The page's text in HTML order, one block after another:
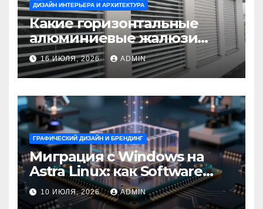
ДИЗАЙН ИНТЕРЬЕРА И АРХИТЕКТУРА
Какие горизонтальные
алюминиевые жалюзи
выбрать для окон?
16 ИЮЛЯ, 2026 ADMIN
ГРАФИЧЕСКИЙ ДИЗАЙН И БРЕНДИНГ
Миграция с Windows на
Astra Linux: как Software
Group успешно перешла на
отечественную ОС
10 ИЮЛЯ, 2026 ADMIN